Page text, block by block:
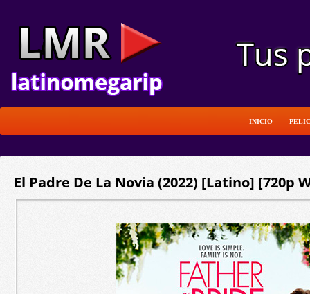
INICIO
El Padre De La Novia (2022) [Latino] [720p